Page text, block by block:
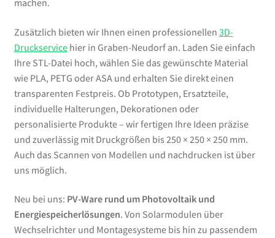
machen.
Zusätzlich bieten wir Ihnen einen professionellen 3D-
Druckservicehier in Graben-Neudorf an. Laden Sie einfach
Ihre STL-Datei hoch, wählen Sie das gewünschte Material
wie PLA, PETG oder ASA und erhalten Sie direkt einen
transparenten Festpreis. Ob Prototypen, Ersatzteile,
individuelle Halterungen, Dekorationen oder
personalisierte Produkte – wir fertigen Ihre Ideen präzise
und zuverlässig mit Druckgrößen bis 250 × 250 × 250 mm.
Auch das Scannen von Modellen und nachdrucken ist über
uns möglich.
Neu bei uns: PV-Ware rund um Photovoltaik und
Energiespeicherlösungen. Von Solarmodulen über
Wechselrichter und Montagesysteme bis hin zu passendem